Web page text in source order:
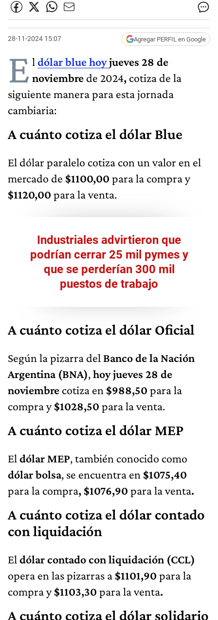
28-11-2024 15:07 Agregar PERFIL en Google
E l dólar blue hoyjueves 28 de
noviembre de 2024, cotiza de la
siguiente manera para esta jornada
cambiaria:
A cuánto cotiza el dólar Blue
El dólar paralelo cotiza con un valor en el
mercado de $1100,00 para la compra y
$1120,00 para la venta.
Industriales advirtieron que
podrían cerrar 25 mil pymes y
que se perderían 300 mil
puestos de trabajo
A cuánto cotiza el dólar Oficial
Según la pizarra del Banco de la Nación
Argentina (BNA),hoy jueves 28 de
noviembre cotiza en $988,50 para la
compra y$1028,50 para la venta.
A cuánto cotiza el dólar MEP
El dólar MEP, también conocido como
dólar bolsa, se encuentra en $1075,40
para la compra, $1076,90 para la venta.
A cuánto cotiza el dólar contado
con liquidación
El dólar contado con liquidación (CCL)
opera en las pizarras a $1101,90 para la
compra y$1103,30 para la venta.
A cuánto cotiza el dólar solidario